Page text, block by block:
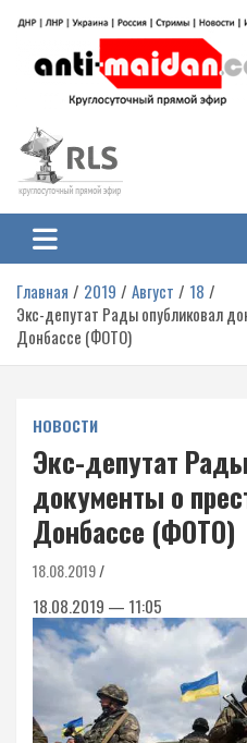
содержимому
Антимайдан:
на Украине
гражданской войне на Украине,
ЛНР и других регионах.
Главная 2019 Август
18
Экс-депутат Рады опубликовал
Донбассе (ФОТО)
НОВОСТИ
Экс-депутат
документы о
Донбассе (ФОТО)
18.08.2019
18.08.2019 — 11:05